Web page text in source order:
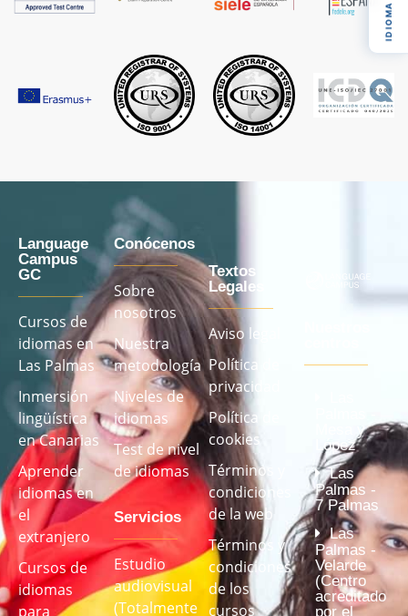
Language
Campus
GC
Cursos de
idiomas en
Las Palmas
Inmersión
lingüística
en Canarias
Aprender
idiomas en
el
extranjero
Cursos de
idiomas
para
Conócenos
Sobre
nosotros
Nuestra
metodología
Niveles de
idiomas
Test de nivel
de idiomas
Servicios
Estudio
audiovisual
(Totalmente
Textos
Legales
Aviso legal
Política de
privacidad
Política de
cookies
Términos y
condiciones
de la web
Términos y
condiciones
de los
cursos
Mesa y
López
Las
Palmas -
7 Palmas
Las
Palmas -
Velarde
(Centro
acreditado
por el
IDIOMA